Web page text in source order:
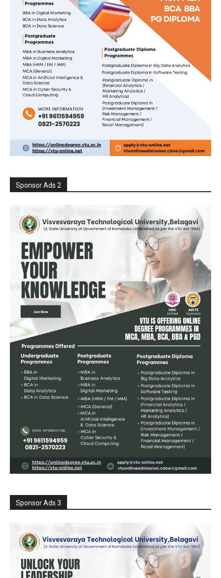
Sponsor Ads 2
Sponsor Ads 3